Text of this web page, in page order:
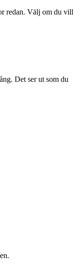
redan. Välj om du vill
Det ser ut som du